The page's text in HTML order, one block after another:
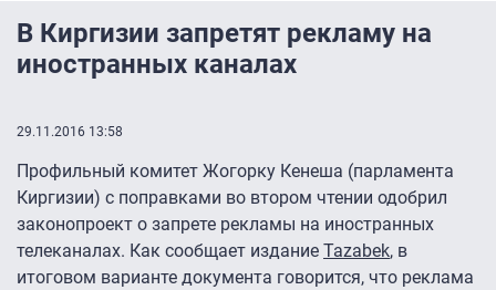
В Киргизии запретят рекламу на
иностранных каналах
29.11.2016 13:58
Профильный комитет Жогорку Кенеша (парламента
Киргизии) с поправками во втором чтении одобрил
законопроект о запрете рекламы на иностранных
телеканалах. Как сообщает издание Tazabek, в
итоговом варианте документа говорится, что реклама